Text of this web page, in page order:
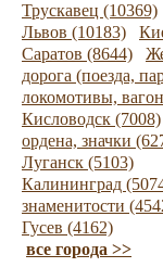
Трускавец (10369)
Львов (10183)
Саратов (8644)
дорога (поезда,
локомотивы,
Кисловодск (7008)
ордена, значки
Луганск (5103)
Калининград
знаменитости
Гусев (4162)
все города >>